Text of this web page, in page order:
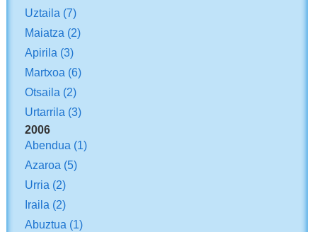
Uztaila (7)
Maiatza (2)
Apirila (3)
Martxoa (6)
Otsaila (2)
Urtarrila (3)
2006
Abendua (1)
Azaroa (5)
Urria (2)
Iraila (2)
Abuztua (1)